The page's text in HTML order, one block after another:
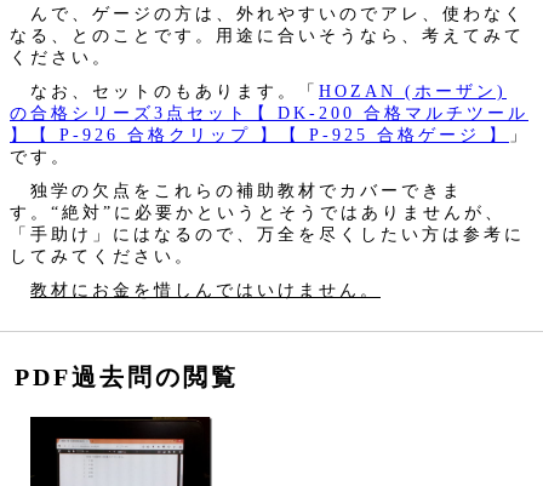
んで、ゲージの方は、外れやすいのでアレ、使わなく
なる、とのことです。用途に合いそうなら、考えてみて
ください。
なお、セットのもあります。「 HOZAN (ホーザン)
の合格シリーズ3点セット【 DK-200 合格マルチツール
】【 P-926 合格クリップ 】【 P-925 合格ゲージ 】
」
です。
独学の欠点をこれらの補助教材でカバーできま
す。“絶対”に必要かというとそうではありませんが、
「手助け」にはなるので、万全を尽くしたい方は参考に
してみてください。
教材にお金を惜しんではいけません。
PDF過去問の閲覧